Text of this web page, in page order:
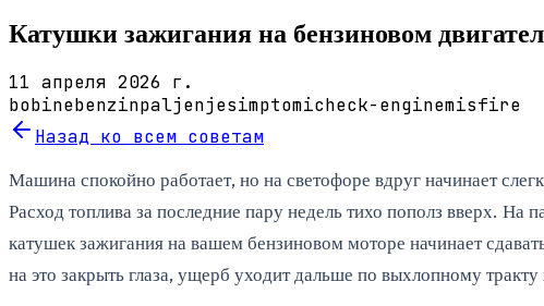
Катушки зажигания на бензиновом
11 апреля 2026 г.
bobinebenzinpaljenjesimptomicheck-enginemisfire
Назад ко всем советам
Машина спокойно работает, но на светофоре вдруг начинает
Расход топлива за последние пару недель тихо пополз вверх. На
катушек зажигания на вашем бензиновом моторе начинает
на это закрыть глаза, ущерб уходит дальше по выхлопному тракту